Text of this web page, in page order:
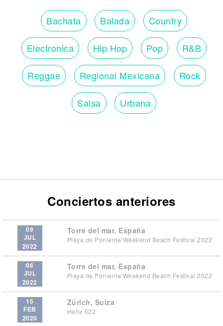
Bachata Balada Country
Electronica Hip Hop Pop R&B
Reggae Regional Mexicana Rock
Salsa Urbana
Conciertos anteriores
09
JUL
2022
Torre del mar, España
Playa de Poniente/Weekend Beach Festival 2022
06
JUL
2022
Torre del mar, España
Playa de Poniente/Weekend Beach Festival 2022
15
FEB
2020
Zürich, Suiza
Halle 622